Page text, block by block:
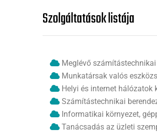
Szolgáltatások listája
Meglévő
Munkatársak valós
Helyi és internet hálózatok
Számítástechnikai
Informatikai környezet,
Tanácsadás az üzleti